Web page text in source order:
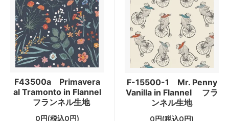
F43500a Primavera
al Tramonto in Flannel
フランネル生地
0円(税込0円)
F-15500-1 Mr. Penny
Vanilla in Flannel フラ
ンネル生地
0円(税込0円)